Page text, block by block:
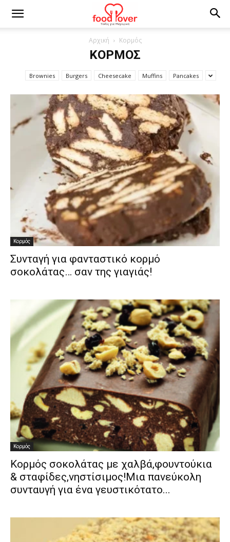
Αρχική Κορμός
ΚΟΡΜΌΣ
Brownies Burgers Cheesecake Muffins Pancakes
Κορμός
Συνταγή για φανταστικό κορμό
σοκολάτας… σαν της γιαγιάς!
Κορμός
Κορμός σοκολάτας με χαλβά,φουντούκια
& σταφίδες,νηστίσιμος!Μια πανεύκολη
συνταυγή για ένα γευστικότατο...